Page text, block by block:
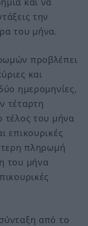
την
του μήνα.
προβλέπει
και
ημερομηνίες,
τέταρτη
τέλος του μήνα
επικουρικές
πληρωμή
του μήνα
από το